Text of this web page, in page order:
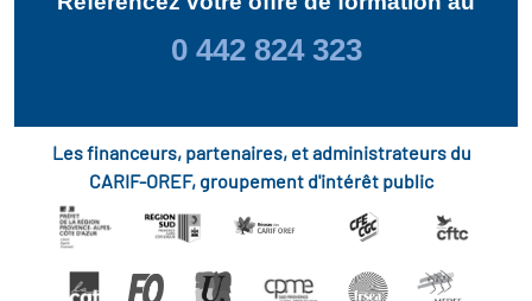
0 442 824 323
Les financeurs, partenaires, et administrateurs du
CARIF-OREF, groupement d'intérêt public